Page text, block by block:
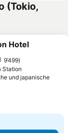
(Tokio,
Hotel
9’499
Station
und japanische